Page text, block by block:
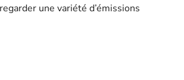
une variété d’émissions